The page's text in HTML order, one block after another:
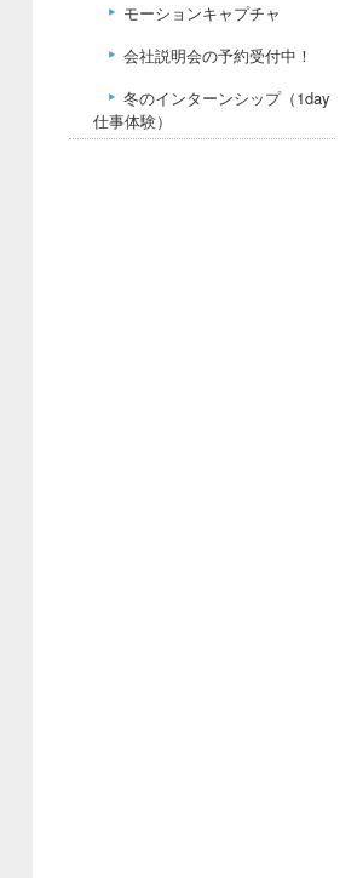
モーションキャプチャ
会社説明会の予約受付中！
冬のインターンシップ（1day
仕事体験）